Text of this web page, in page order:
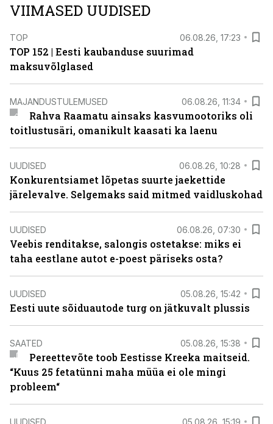
VIIMASED UUDISED
TOP 06.08.26, 17:23
TOP 152 | Eesti kaubanduse suurimad
maksuvõlglased
MAJANDUSTULEMUSED 06.08.26, 11:34
Rahva Raamatu ainsaks kasvumootoriks oli
toitlustusäri, omanikult kaasati ka laenu
UUDISED 06.08.26, 10:28
Konkurentsiamet lõpetas suurte jaekettide
järelevalve. Selgemaks said mitmed vaidluskohad
UUDISED 06.08.26, 07:30
Veebis renditakse, salongis ostetakse: miks ei
taha eestlane autot e-poest päriseks osta?
UUDISED 05.08.26, 15:42
Eesti uute sõiduautode turg on jätkuvalt plussis
SAATED 05.08.26, 15:38
Pereettevõte toob Eestisse Kreeka maitseid.
“Kuus 25 fetatünni maha müüa ei ole mingi
probleem“
UUDISED 05.08.26, 15:19